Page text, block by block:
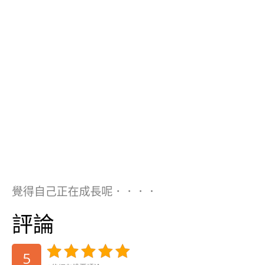
覺得自己正在成長呢．．．．
評論
5